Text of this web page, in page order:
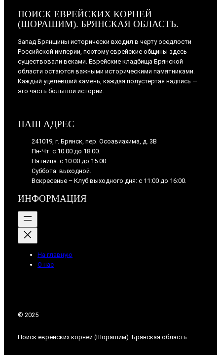
ПОИСК ЕВРЕЙСКИХ КОРНЕЙ
(ШОРАШИМ). БРЯНСКАЯ ОБЛАСТЬ.
Запад Брянщины исторически входил в черту оседлости
Российской империи, поэтому еврейские общины здесь
существовали веками. Еврейские кладбища Брянской
области остаются важными историческими памятниками.
Каждый уцелевший камень, каждая полустертая надпись —
это часть большой истории.
НАШ АДРЕС
241019, г. Брянск, пер. Осоавиахима, д. 3В
Пн-Чт: с 10:00 до 18:00.
Пятница: с 10:00 до 15:00.
Суббота: выходной.
Вскресенье – Клуб выходного дня: с 11:00 до 16:00.
ИНФОРМАЦИЯ
На главную
О нас
© 2025
Поиск еврейских корней (Шорашим). Брянская область.